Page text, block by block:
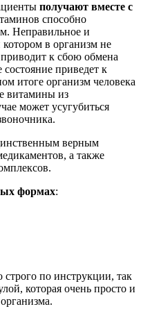
получают вместе с
способно
Неправильное и
в организм не
к сбою обмена
состояние приведет к
итоге организм человека
витамины из
может усугубиться
верным
а также
формах:
по инструкции, так
которая очень просто и